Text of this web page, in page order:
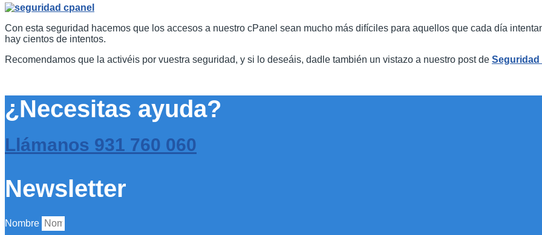
Con esta seguridad hacemos que los accesos a nuestro cPanel sean mucho más difíciles para aquellos que cada día
hay cientos de intentos.
Recomendamos que la activéis por vuestra seguridad, y si lo deseáis, dadle también un vistazo a nuestro post de Seguridad
¿Necesitas ayuda?
Llámanos 931 760 060
Newsletter
Nombre